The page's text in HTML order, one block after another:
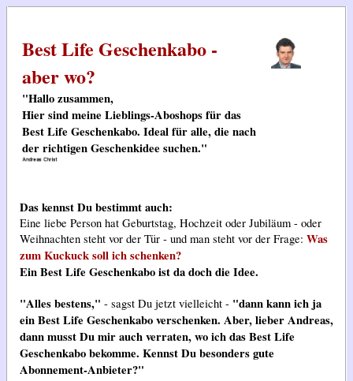
Best Life Geschenkabo -
aber wo?
"Hallo zusammen,
Hier sind meine Lieblings-Aboshops für das
Best Life Geschenkabo. Ideal für alle, die nach
der richtigen Geschenkidee suchen."
Das kennst Du bestimmt auch:
Eine liebe Person hat Geburtstag, Hochzeit oder Jubiläum - oder
Weihnachten steht vor der Tür - und man steht vor der Frage: Was
zum Kuckuck soll ich schenken?
Ein Best Life Geschenkabo ist da doch die Idee.
"Alles bestens," - sagst Du jetzt vielleicht - "dann kann ich ja
ein Best Life Geschenkabo verschenken. Aber, lieber Andreas,
dann musst Du mir auch verraten, wo ich das Best Life
Geschenkabo bekomme. Kennst Du besonders gute
Abonnement-Anbieter?"